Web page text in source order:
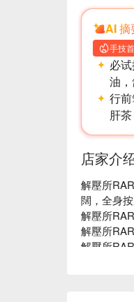
AI 摘
手技
必试
油
行前
肝
店家介
解壓所
闊，全身
解壓所
解壓所
解壓所